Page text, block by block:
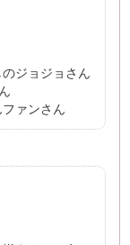
ジョジョさん
ァンさん